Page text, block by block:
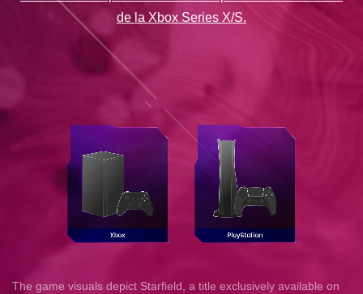
de la Xbox Series X/S.
The game visuals depict Starfield, a title exclusively available on